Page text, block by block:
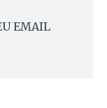
EMAIL